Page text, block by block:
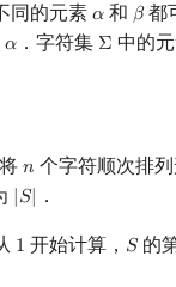
Kate
流
函数
引
新
言的区别 计
快
状
欧
分
快
多
错
斯
初
线
概
区
替
可
分
最
树
点
上
一
同的元素 𝛼
α和 𝛽
β都
𝛼 ．字符集 Σ
Σ 中的
𝑛
n 个字符顺次排列
|𝑆|
|S ．
1
1 开始计算， 𝑆
S的